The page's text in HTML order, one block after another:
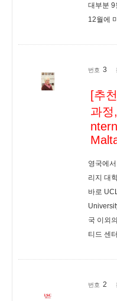
대부분 9
12월에
번호 3
[추
과
영국에
리지 대
바로
국 이외
티드 센
번호 2